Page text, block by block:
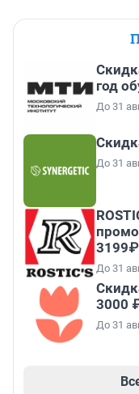
год
До 31
До 31
До 31
3000
До 31